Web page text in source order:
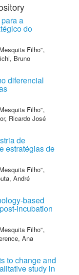
a
do
Filho",
Bruno
diferencial
Filho",
Ricardo José
de
estratégias de
Filho",
André
based
incubation
Filho",
Ana
to change and
study in